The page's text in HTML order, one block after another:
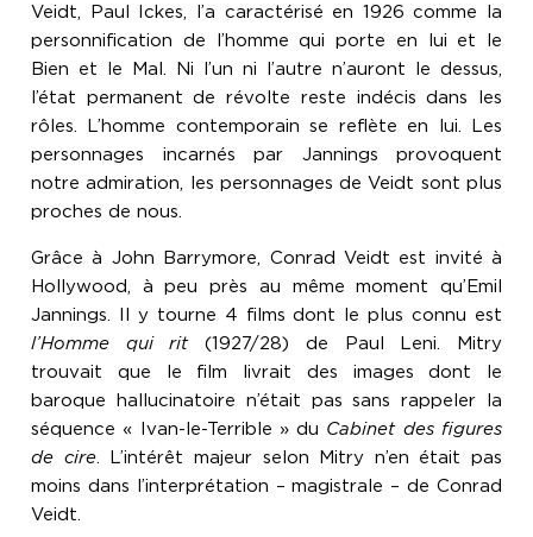
Veidt, Paul Ickes, l’a caractérisé en 1926 comme la
personnification de l’homme qui porte en lui et le
Bien et le Mal. Ni l’un ni l’autre n’auront le dessus,
l’état permanent de révolte reste indécis dans les
rôles. L’homme contemporain se reflète en lui. Les
personnages incarnés par Jannings provoquent
notre admiration, les personnages de Veidt sont plus
proches de nous.
Grâce à John Barrymore, Conrad Veidt est invité à
Hollywood, à peu près au même moment qu’Emil
Jannings. Il y tourne 4 films dont le plus connu est
l’Homme qui rit(1927/28) de Paul Leni. Mitry
trouvait que le film livrait des images dont le
baroque hallucinatoire n’était pas sans rappeler la
séquence « Ivan-le-Terrible » du Cabinet des figures
de cire. L’intérêt majeur selon Mitry n’en était pas
moins dans l’interprétation – magistrale – de Conrad
Veidt.